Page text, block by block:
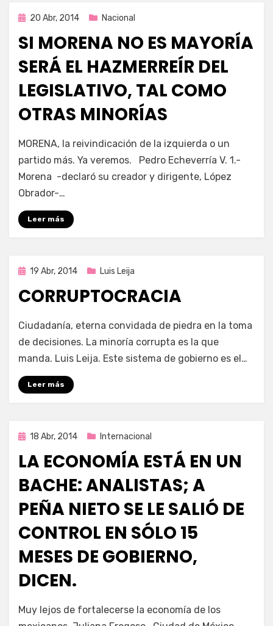
Publicada
20 Abr, 2014 Nacional
SI MORENA NO ES MAYORÍA
SERÁ EL HAZMERREÍR DEL
LEGISLATIVO, TAL COMO
OTRAS MINORÍAS
porEnrique
MORENA, la reivindicación de la izquierda o un
partido más. Ya veremos. Pedro Echeverría V. 1.-
Morena -declaró su creador y dirigente, López
Obrador-…
Leer más
Publicada
19 Abr, 2014 Luis Leija
CORRUPTOCRACIA
por Enrique
Ciudadanía, eterna convidada de piedra en la toma
de decisiones. La minoría corrupta es la que
manda. Luis Leija. Este sistema de gobierno es el…
Leer más
Publicada
18 Abr, 2014 Internacional
LA ECONOMÍA ESTÁ EN UN
BACHE: ANALISTAS; A
PEÑA NIETO SE LE SALIÓ DE
CONTROL EN SÓLO 15
MESES DE GOBIERNO,
DICEN.
por Enrique
Muy lejos de fortalecerse la economía de los